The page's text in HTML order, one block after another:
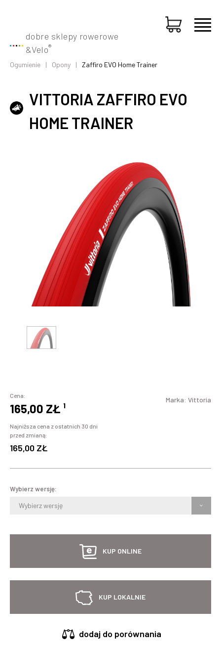
dobre sklepy rowerowe
&Velo®
Ogumienie Opony Zaffiro EVO Home Trainer
VITTORIA ZAFFIRO EVO
HOME TRAINER
Cena:
165,00 ZŁ ¹
Najniższa cena z ostatnich 30 dni
przed zmianą:
165,00 ZŁ
Marka: Vittoria
Wybierz wersję:
Wybierz wersję
KUP ONLINE
KUP LOKALNIE
dodaj do porównania